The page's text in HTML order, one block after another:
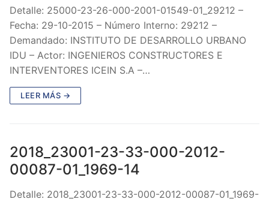
Detalle: 25000-23-26-000-2001-01549-01_29212 –
Fecha: 29-10-2015 – Número Interno: 29212 –
Demandado: INSTITUTO DE DESARROLLO URBANO
IDU – Actor: INGENIEROS CONSTRUCTORES E
INTERVENTORES ICEIN S.A –…
LEER MÁS →
2018_23001-23-33-000-2012-
00087-01_1969-14
Detalle: 2018_23001-23-33-000-2012-00087-01_1969-